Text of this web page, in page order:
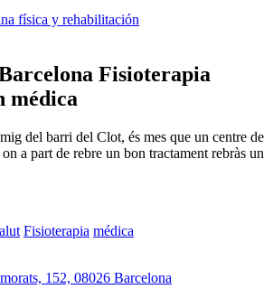
física y rehabilitación
Fisioterapia
médica
del barri del Clot, és mes que un centre de
a part de rebre un bon tractament rebràs un
Fisioterapia médica
152, 08026 Barcelona